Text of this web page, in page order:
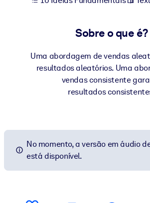
Sobre o que é?
Uma abordagem de vendas
resultados aleatórios. Uma
vendas consistente
resultados
No momento, a versão em áudio
está disponível.